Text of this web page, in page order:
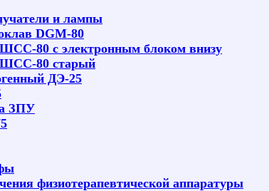
и лампы
DGM-80
80 с электронным блоком внизу
80 старый
ДЭ-25
ЗПУ
физиотерапевтической аппаратуры